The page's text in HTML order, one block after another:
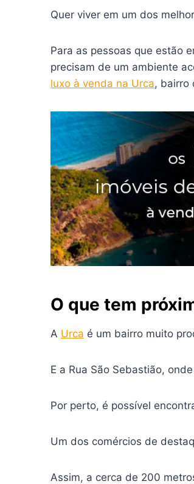
Quer viver em um dos
Para as pessoas que estão
precisam de um ambiente
luxo à venda na Urca, bairro
O que tem
A Urca é um bairro muito
E a Rua São Sebastião,
Por perto, é possível
Um dos comércios de
Assim, a cerca de 200